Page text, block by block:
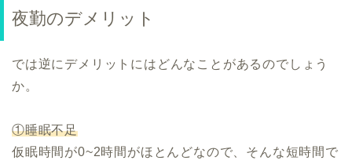
夜勤のデメリット
では逆にデメリットにはどんなことがあるのでしょう
か。
①睡眠不足
仮眠時間が0~2時間がほとんどなので、そんな短時間で